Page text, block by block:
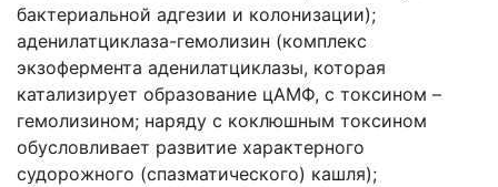
бактериальной адгезии и колонизации);
аденилатциклаза-гемолизин (комплекс
экзофермента аденилатциклазы, которая
катализирует образование цАМФ, с токсином –
гемолизином; наряду с коклюшным токсином
обусловливает развитие характерного
судорожного (спазматического) кашля);